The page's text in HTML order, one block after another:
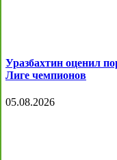
Уразбахтин оценил
Лиге чемпионов
05.08.2026